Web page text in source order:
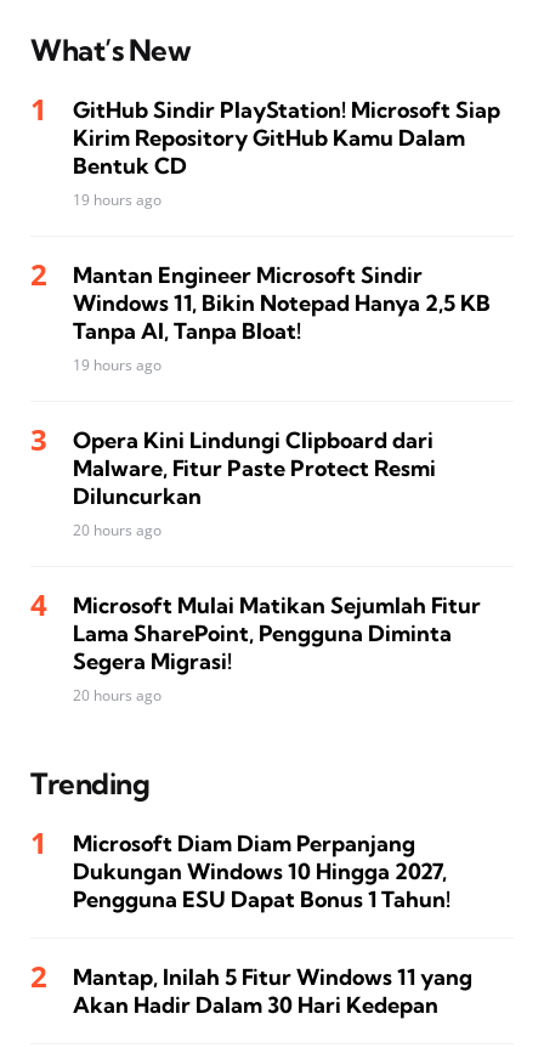
What’s New
GitHub Sindir PlayStation! Microsoft Siap
Kirim Repository GitHub Kamu Dalam
Bentuk CD
19 hours ago
Mantan Engineer Microsoft Sindir
Windows 11, Bikin Notepad Hanya 2,5 KB
Tanpa AI, Tanpa Bloat!
19 hours ago
Opera Kini Lindungi Clipboard dari
Malware, Fitur Paste Protect Resmi
Diluncurkan
20 hours ago
Microsoft Mulai Matikan Sejumlah Fitur
Lama SharePoint, Pengguna Diminta
Segera Migrasi!
20 hours ago
Trending
Microsoft Diam Diam Perpanjang
Dukungan Windows 10 Hingga 2027,
Pengguna ESU Dapat Bonus 1 Tahun!
Mantap, Inilah 5 Fitur Windows 11 yang
Akan Hadir Dalam 30 Hari Kedepan